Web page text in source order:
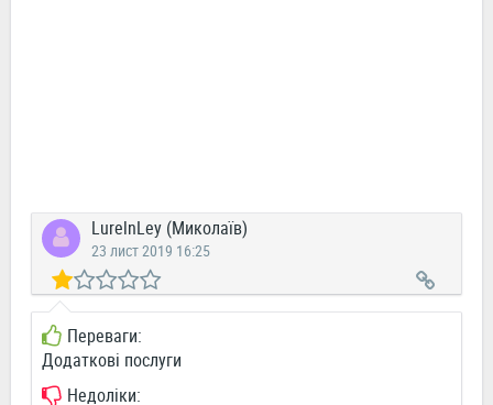
LurelnLey (Миколаїв)
23 лист 2019 16:25
Переваги:
Додаткові послуги
Недоліки: